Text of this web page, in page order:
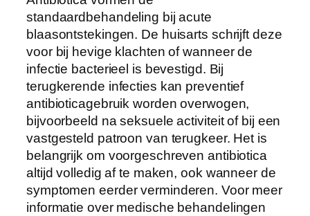
standaardbehandeling bij acute
blaasontstekingen. De huisarts schrijft deze
voor bij hevige klachten of wanneer de
infectie bacterieel is bevestigd. Bij
terugkerende infecties kan preventief
antibioticagebruik worden overwogen,
bijvoorbeeld na seksuele activiteit of bij een
vastgesteld patroon van terugkeer. Het is
belangrijk om voorgeschreven antibiotica
altijd volledig af te maken, ook wanneer de
symptomen eerder verminderen. Voor meer
informatie over medische behandelingen